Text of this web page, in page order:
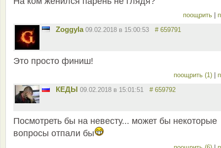
поощрить |
Zoggyla 09.02.2018 в 15:00:53 # 659791
Это просто финиш!
поощрить (1) |
КЕДЫ 09.02.2018 в 15:01:51 # 659792
Посмотреть бы на невесту... может бы некоторые
вопросы отпали бы